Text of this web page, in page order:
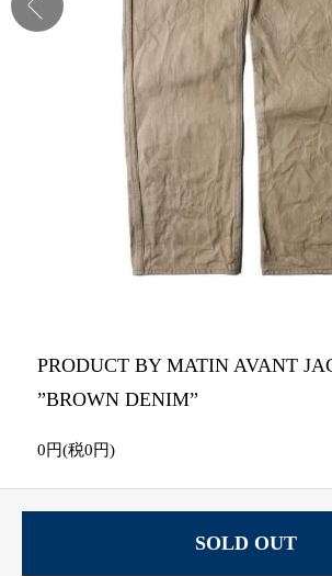
PRODUCT BY MATIN AVANT
”BROWN DENIM”
0円(税0円)
SOLD OUT